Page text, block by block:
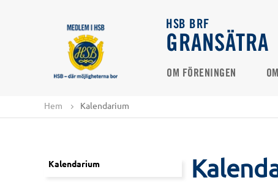
HSB BRF
GRANSÄTRA
OM FÖRENINGEN
Hem Kalendarium
Kalendarium